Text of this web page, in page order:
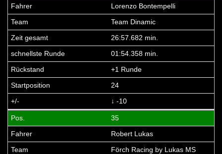
Lorenzo Bontempelli
Team Dinamic
26:57.682 min.
01:54.358 min.
+1 Runde
24
↓ -10
35
Robert Lukas
Förch Racing by Lukas MS